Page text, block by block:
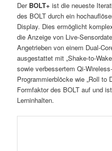
Der BOLT+ ist die neueste
des BOLT durch ein
Display. Dies ermöglicht
die Anzeige von Live-
Angetrieben von einem Dual-
ausgestattet mit „Shake-to-
sowie verbessertem Qi-
Programmierblöcke wie „Roll to
Formfaktor des BOLT auf und
Lerninhalten.